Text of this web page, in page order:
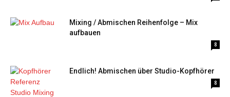
Mixing / Abmischen Reihenfolge – Mix
aufbauen
8
Endlich! Abmischen über Studio-Kopfhörer
8